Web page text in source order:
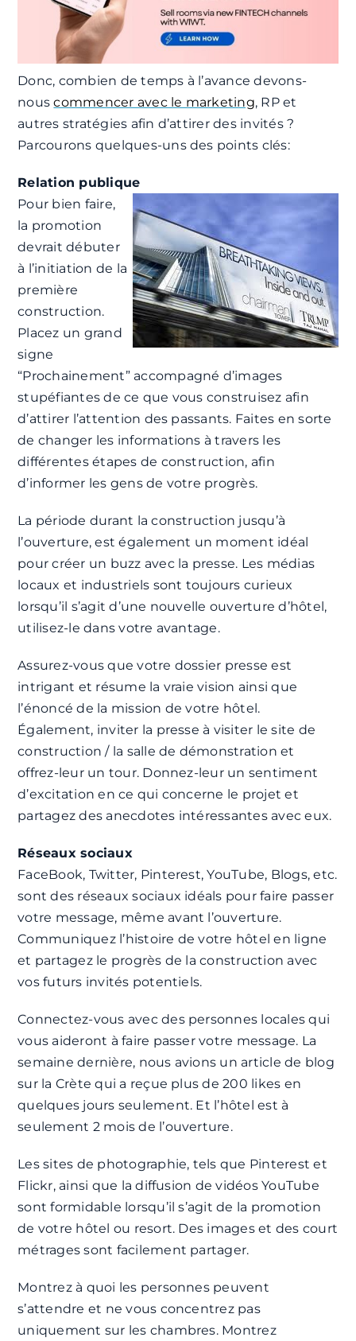
Donc, combien de temps à l’avance devons-
nouscommencer avec le marketing, RP et
autres stratégies afin d’attirer des invités ?
Parcourons quelques-uns des points clés:
Relation publique
Pour bien faire,
la promotion
devrait débuter
à l’initiation de la
première
construction.
Placez un grand
signe
“Prochainement” accompagné d’images
stupéfiantes de ce que vous construisez afin
d’attirer l’attention des passants. Faites en sorte
de changer les informations à travers les
différentes étapes de construction, afin
d’informer les gens de votre progrès.
La période durant la construction jusqu’à
l’ouverture, est également un moment idéal
pour créer un buzz avec la presse. Les médias
locaux et industriels sont toujours curieux
lorsqu’il s’agit d’une nouvelle ouverture d’hôtel,
utilisez-le dans votre avantage.
Assurez-vous que votre dossier presse est
intrigant et résume la vraie vision ainsi que
l’énoncé de la mission de votre hôtel.
Également, inviter la presse à visiter le site de
construction / la salle de démonstration et
offrez-leur un tour. Donnez-leur un sentiment
d’excitation en ce qui concerne le projet et
partagez des anecdotes intéressantes avec eux.
Réseaux sociaux
FaceBook, Twitter, Pinterest, YouTube, Blogs, etc.
sont des réseaux sociaux idéals pour faire passer
votre message, même avant l’ouverture.
Communiquez l’histoire de votre hôtel en ligne
et partagez le progrès de la construction avec
vos futurs invités potentiels.
Connectez-vous avec des personnes locales qui
vous aideront à faire passer votre message. La
semaine dernière, nous avions un article de blog
sur la Crète qui a reçue plus de 200 likes en
quelques jours seulement. Et l’hôtel est à
seulement 2 mois de l’ouverture.
Les sites de photographie, tels que Pinterest et
Flickr, ainsi que la diffusion de vidéos YouTube
sont formidable lorsqu’il s’agit de la promotion
de votre hôtel ou resort. Des images et des court
métrages sont facilement partager.
Montrez à quoi les personnes peuvent
s’attendre et ne vous concentrez pas
uniquement sur les chambres. Montrez